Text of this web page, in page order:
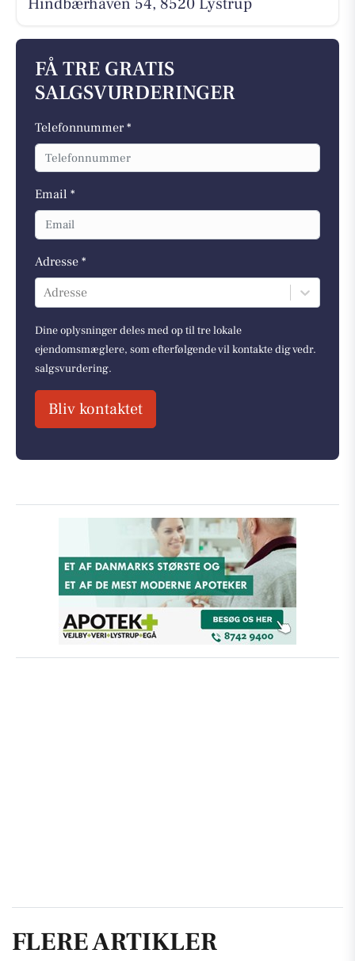
Hindbærhaven 54, 8520 Lystrup
FÅ TRE GRATIS
SALGSVURDERINGER
Telefonnummer *
Email *
Adresse *
Adresse
Dine oplysninger deles med op til tre lokale
ejendomsmæglere, som efterfølgende vil kontakte dig vedr.
salgsvurdering.
Bliv kontaktet
FLERE ARTIKLER